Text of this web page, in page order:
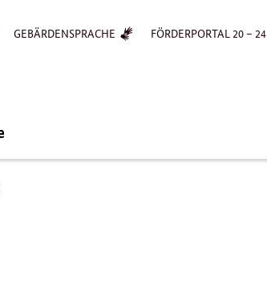
GEBÄRDENSPRACHE FÖRDERPORTAL 20 – 24